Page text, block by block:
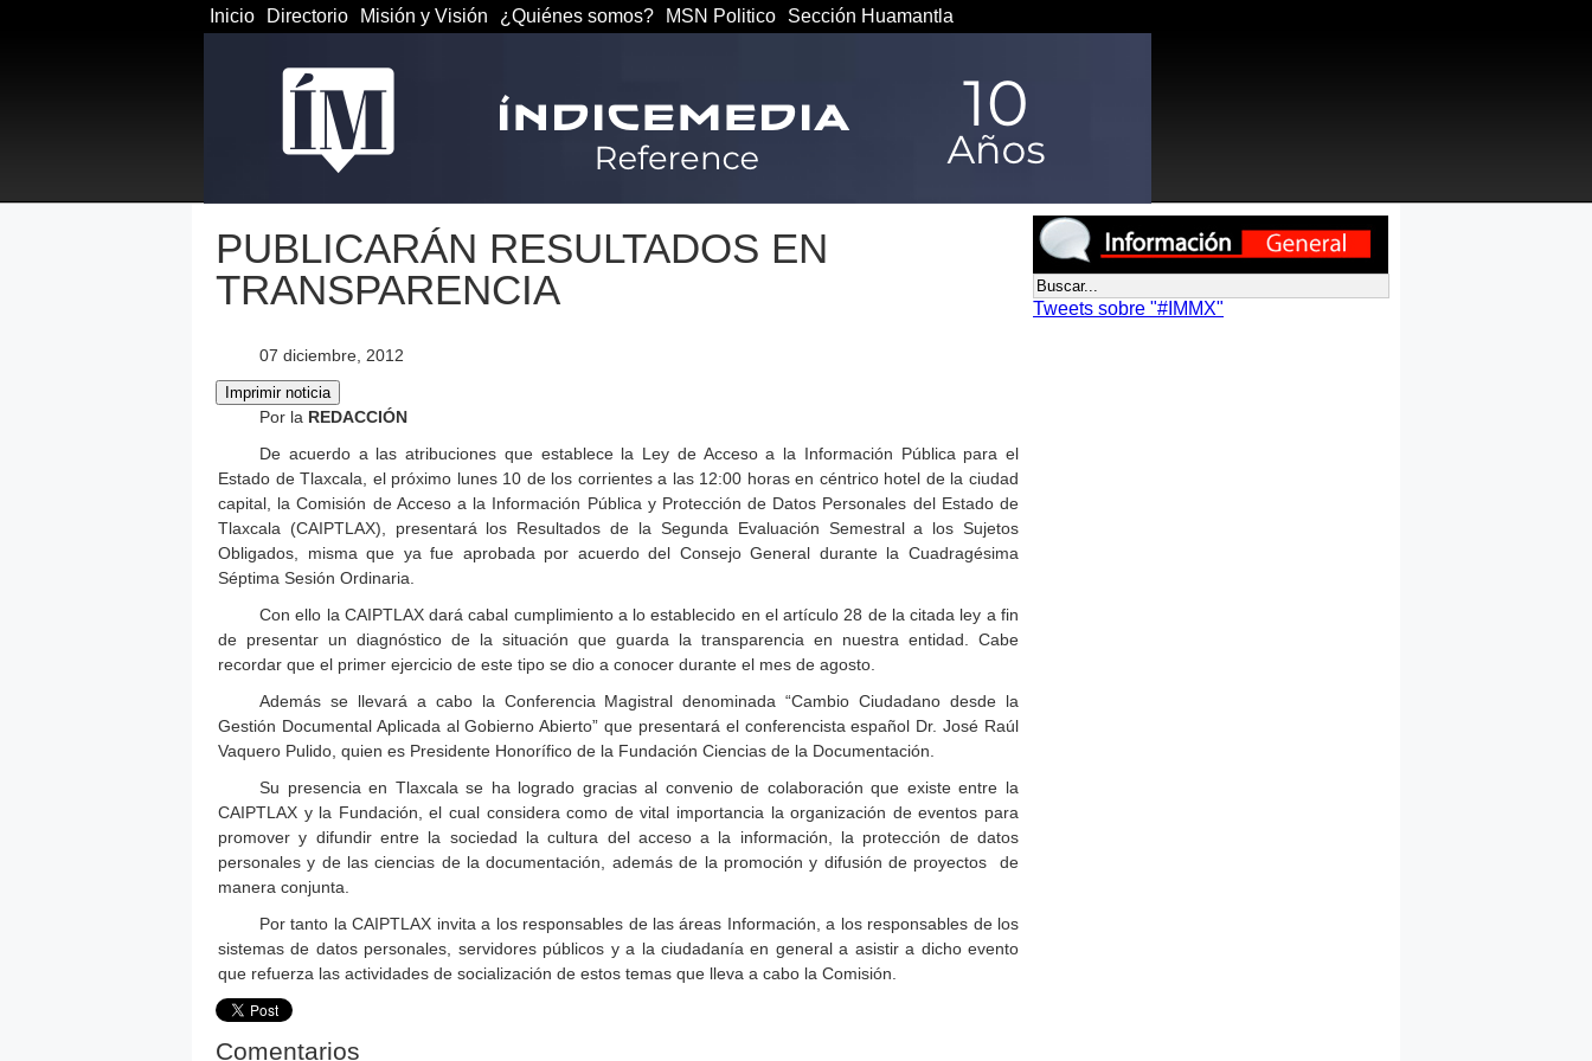
Inicio Directorio Misión y Visión ¿Quiénes somos? MSN Politico Sección Huamantla
PUBLICARÁN RESULTADOS EN
TRANSPARENCIA
07 diciembre, 2012
Por la REDACCIÓN
De acuerdo a las atribuciones que establece la Ley de Acceso a la Información Pública para el
Estado de Tlaxcala, el próximo lunes 10 de los corrientes a las 12:00 horas en céntrico hotel de la ciudad
capital, la Comisión de Acceso a la Información Pública y Protección de Datos Personales del Estado de
Tlaxcala (CAIPTLAX), presentará los Resultados de la Segunda Evaluación Semestral a los Sujetos
Obligados, misma que ya fue aprobada por acuerdo del Consejo General durante la Cuadragésima
Séptima Sesión Ordinaria.
Con ello la CAIPTLAX dará cabal cumplimiento a lo establecido en el artículo 28 de la citada ley a fin
de presentar un diagnóstico de la situación que guarda la transparencia en nuestra entidad. Cabe
recordar que el primer ejercicio de este tipo se dio a conocer durante el mes de agosto.
Además se llevará a cabo la Conferencia Magistral denominada “Cambio Ciudadano desde la
Gestión Documental Aplicada al Gobierno Abierto” que presentará el conferencista español Dr. José Raúl
Vaquero Pulido, quien es Presidente Honorífico de la Fundación Ciencias de la Documentación.
Su presencia en Tlaxcala se ha logrado gracias al convenio de colaboración que existe entre la
CAIPTLAX y la Fundación, el cual considera como de vital importancia la organización de eventos para
promover y difundir entre la sociedad la cultura del acceso a la información, la protección de datos
personales y de las ciencias de la documentación, además de la promoción y difusión de proyectos de
manera conjunta.
Por tanto la CAIPTLAX invita a los responsables de las áreas Información, a los responsables de los
sistemas de datos personales, servidores públicos y a la ciudadanía en general a asistir a dicho evento
que refuerza las actividades de socialización de estos temas que lleva a cabo la Comisión.
Comentarios
Tweets sobre "#IMMX"